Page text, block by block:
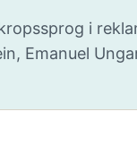
i
Emanuel